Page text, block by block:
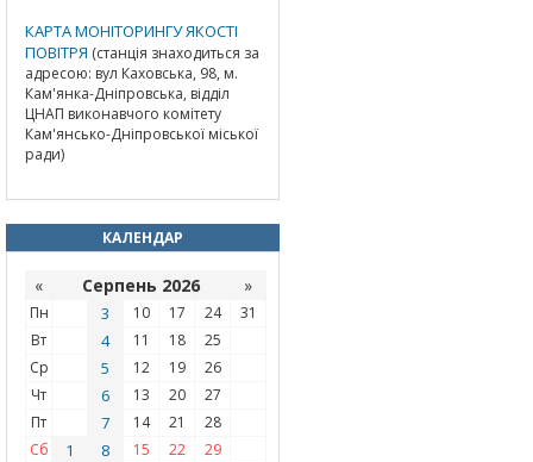
КАРТА МОНІТОРИНГУ ЯКОСТІ
ПОВІТРЯ (станція знаходиться за
адресою: вул Каховська, 98, м.
Кам'янка-Дніпровська, відділ
ЦНАП виконавчого комітету
Кам'янсько-Дніпровської міської
ради)
КАЛЕНДАР
« Серпень 2026 »
Пн 3 10 17 24
31
Вт
4 11 18
25
Ср
5 12 19
26
Чт
6 13 20
27
Пт
7 14 21
28
Сб
1 8 15 22
29